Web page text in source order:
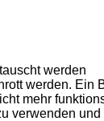
werden
werden. Ein
mehr
verwenden und